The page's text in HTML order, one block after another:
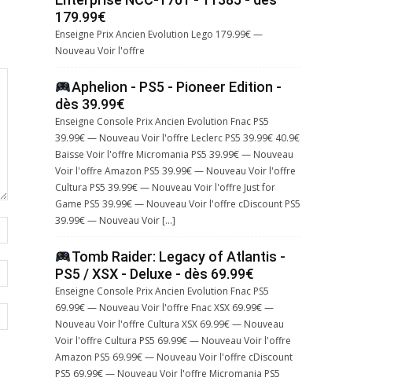
179.99€
Enseigne Prix Ancien Evolution Lego 179.99€ —
Nouveau Voir l'offre
Aphelion - PS5 - Pioneer Edition -
dès 39.99€
Enseigne Console Prix Ancien Evolution Fnac PS5
39.99€ — Nouveau Voir l'offre Leclerc PS5 39.99€ 40.9€
Baisse Voir l'offre Micromania PS5 39.99€ — Nouveau
Voir l'offre Amazon PS5 39.99€ — Nouveau Voir l'offre
Cultura PS5 39.99€ — Nouveau Voir l'offre Just for
Game PS5 39.99€ — Nouveau Voir l'offre cDiscount PS5
39.99€ — Nouveau Voir […]
Tomb Raider: Legacy of Atlantis -
PS5 / XSX - Deluxe - dès 69.99€
Enseigne Console Prix Ancien Evolution Fnac PS5
69.99€ — Nouveau Voir l'offre Fnac XSX 69.99€ —
Nouveau Voir l'offre Cultura XSX 69.99€ — Nouveau
Voir l'offre Cultura PS5 69.99€ — Nouveau Voir l'offre
Amazon PS5 69.99€ — Nouveau Voir l'offre cDiscount
PS5 69.99€ — Nouveau Voir l'offre Micromania PS5